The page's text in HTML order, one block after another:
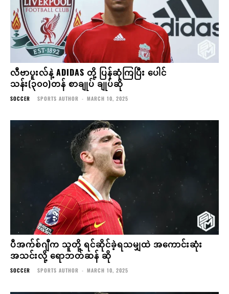
လီဗာပူးလ်နဲ့ ADIDAS တို့ ပြန်ဆုံကြပြီး ပေါင်
သန်း(၃၀၀)တန် စာချုပ် ချုပ်ဆို
SOCCER SPORTS AUTHOR - MARCH 10, 2025
ပီအက်စ်ဂျီက သူတို့ ရင်ဆိုင်ခဲ့ရသမျှထဲ အကောင်းဆုံး
အသင်းလို့ ရောဘတ်ဆန် ဆို
SOCCER SPORTS AUTHOR - MARCH 10, 2025